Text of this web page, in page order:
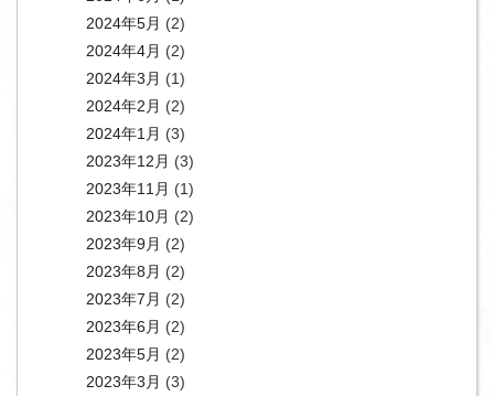
2024年5月 (2)
2024年4月 (2)
2024年3月 (1)
2024年2月 (2)
2024年1月 (3)
2023年12月 (3)
2023年11月 (1)
2023年10月 (2)
2023年9月 (2)
2023年8月 (2)
2023年7月 (2)
2023年6月 (2)
2023年5月 (2)
2023年3月 (3)